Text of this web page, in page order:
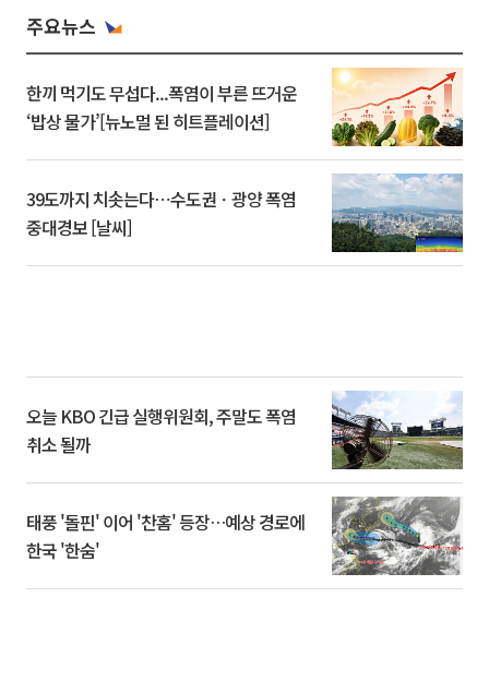
주요뉴스
한끼 먹기도 무섭다...폭염이 부른 뜨거운
‘밥상 물가’[뉴노멀 된 히트플레이션]
39도까지 치솟는다⋯수도권ㆍ광양 폭염
중대경보 [날씨]
오늘 KBO 긴급 실행위원회, 주말도 폭염
취소 될까
태풍 '돌핀' 이어 '찬홈' 등장…예상 경로에
한국 '한숨'